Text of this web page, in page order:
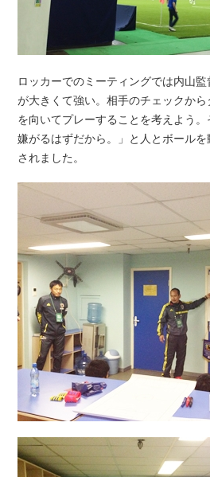
ロッカーでのミーティングでは内山
が大きくて強い。相手のチェックか
を向いてプレーすることを考えよう
嫌がるはずだから。」と人とボール
されました。